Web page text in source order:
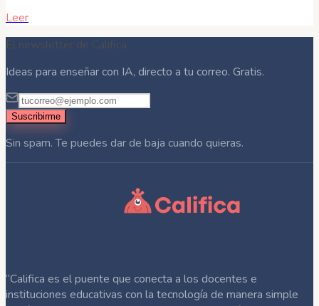
Leer
El newsletter de Califica
Ideas para enseñar con IA, directo a tu correo. Gratis.
Suscribirme
Sin spam. Te puedes dar de baja cuando quieras.
“Califica es el puente que conecta a los docentes e
instituciones educativas con la tecnología de manera simple